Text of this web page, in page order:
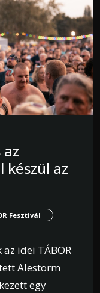
az
az
Fesztivál
idei TÁBOR
Alestorm
egy